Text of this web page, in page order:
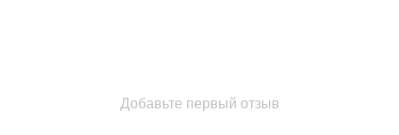
Добавьте первый отзыв